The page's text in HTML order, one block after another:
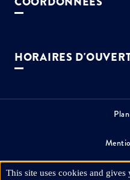
01 64 13 55 55
HORAIRES
de 9h à 12h et de 14h à
This site uses cookies and